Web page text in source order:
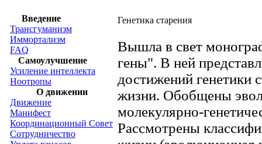
Введение
Трансгуманизм
Иммортализм
FAQ
Самоулучшение
Усиление интеллекта
Ноотропы
О движении
Движение
Манифест
Координационный Совет
Сотрудничество
Генетика старения
Вышла в свет
гены". В ней
достижений генетики
жизни. Обобщены
молекулярно-
Рассмотрены